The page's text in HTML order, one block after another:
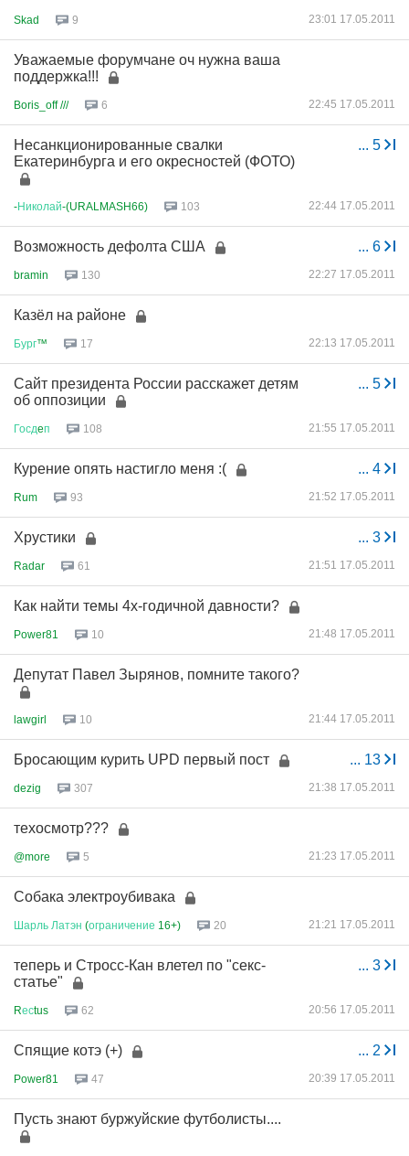
Skad 9 23:01 17.05.2011
Уважаемые форумчане оч нужна ваша
поддержка!!!
Boris_off /// 6 22:45 17.05.2011
... 5
Несанкционированные свалки
Екатеринбурга и его окресностей (ФОТО)
-Николай-(URALMASH66) 103 22:44 17.05.2011
... 6
Возможность дефолта США
bramin 130 22:27 17.05.2011
Казёл на районе
Бург™ 17 22:13 17.05.2011
... 5
Сайт президента России расскажет детям
об оппозиции
Госдeп 108 21:55 17.05.2011
... 4
Курение опять настигло меня :(
Rum 93 21:52 17.05.2011
... 3
Хрустики
Radar 61 21:51 17.05.2011
Как найти темы 4х-годичной давности?
Power81 10 21:48 17.05.2011
Депутат Павел Зырянов, помните такого?
lawgirl 10 21:44 17.05.2011
... 13
Бросающим курить UPD первый пост
dezig 307 21:38 17.05.2011
техосмотр???
@more 5 21:23 17.05.2011
Собака электроубивака
Шарль Латэн (ограничение 16+) 20 21:21 17.05.2011
... 3
теперь и Стросс-Кан влетел по "секс-
статье"
Rесtus 62 20:56 17.05.2011
... 2
Спящие котэ (+)
Power81 47 20:39 17.05.2011
Пусть знают буржуйские футболисты....